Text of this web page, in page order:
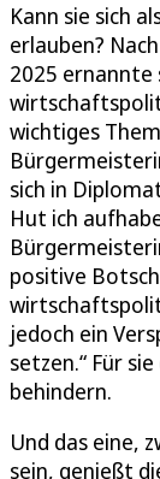
Kann sie sich
erlauben?
2025 ernannte
wichtiges
sich in
Hut ich
positive
jedoch ein
setzen.“ Für
behindern.
Und das eine,
sein, genießt